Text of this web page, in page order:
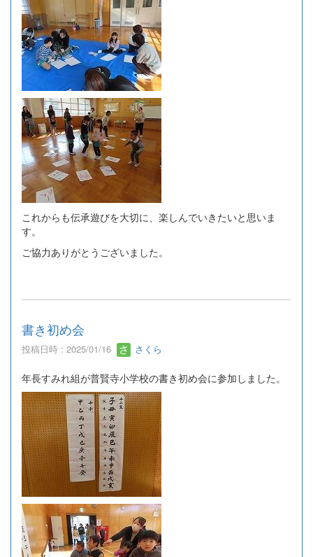
これからも伝承遊びを大切に、楽しんでいきたいと思いま
す。
ご協力ありがとうございました。
書き初め会
投稿日時 : 2025/01/16 さくら
年長すみれ組が普賢寺小学校の書き初め会に参加しました。